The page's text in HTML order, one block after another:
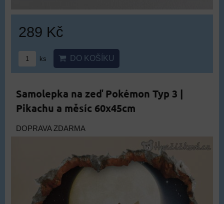
289 Kč
ks DO KOŠÍKU
Samolepka na zeď Pokémon Typ 3 |
Pikachu a měsíc 60x45cm
DOPRAVA ZDARMA